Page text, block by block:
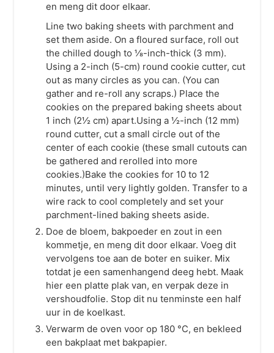
en meng dit door elkaar.
Line two baking sheets with parchment and
set them aside. On a floured surface, roll out
the chilled dough to ⅛-inch-thick (3 mm).
Using a 2-inch (5-cm) round cookie cutter, cut
out as many circles as you can. (You can
gather and re-roll any scraps.) Place the
cookies on the prepared baking sheets about
1 inch (2½ cm) apart.Using a ½-inch (12 mm)
round cutter, cut a small circle out of the
center of each cookie (these small cutouts can
be gathered and rerolled into more
cookies.)Bake the cookies for 10 to 12
minutes, until very lightly golden. Transfer to a
wire rack to cool completely and set your
parchment-lined baking sheets aside.
Doe de bloem, bakpoeder en zout in een
kommetje, en meng dit door elkaar. Voeg dit
vervolgens toe aan de boter en suiker. Mix
totdat je een samenhangend deeg hebt. Maak
hier een platte plak van, en verpak deze in
vershoudfolie. Stop dit nu tenminste een half
uur in de koelkast.
Verwarm de oven voor op 180 °C, en bekleed
een bakplaat met bakpapier.